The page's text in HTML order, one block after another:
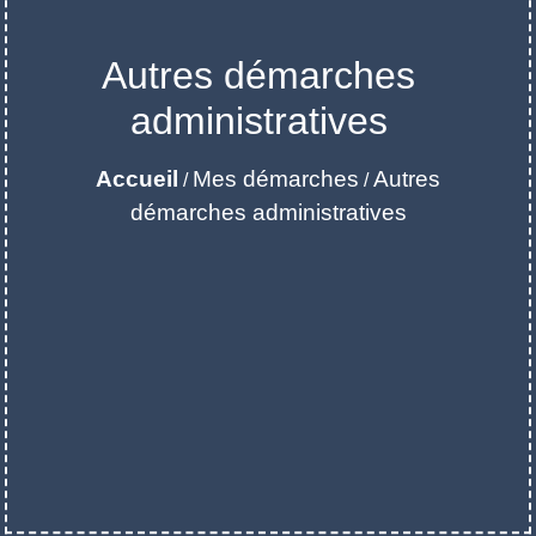
Autres démarches
administratives
Accueil / Mes démarches /Autres
démarches administratives